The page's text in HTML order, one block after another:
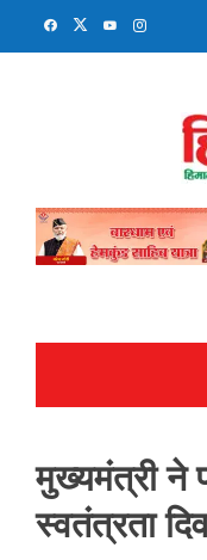
मुख्यमंत्री ने
स्वतंत्रता